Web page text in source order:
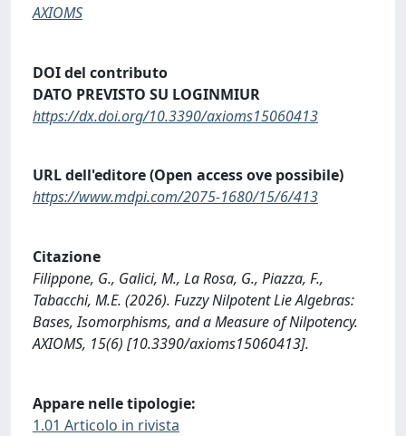
AXIOMS
DOI del contributo
DATO PREVISTO SU LOGINMIUR
https://dx.doi.org/10.3390/axioms15060413
URL dell'editore (Open access ove possibile)
https://www.mdpi.com/2075-1680/15/6/413
Citazione
Filippone, G., Galici, M., La Rosa, G., Piazza, F.,
Tabacchi, M.E. (2026). Fuzzy Nilpotent Lie Algebras:
Bases, Isomorphisms, and a Measure of Nilpotency.
AXIOMS, 15(6) [10.3390/axioms15060413].
Appare nelle tipologie:
1.01 Articolo in rivista